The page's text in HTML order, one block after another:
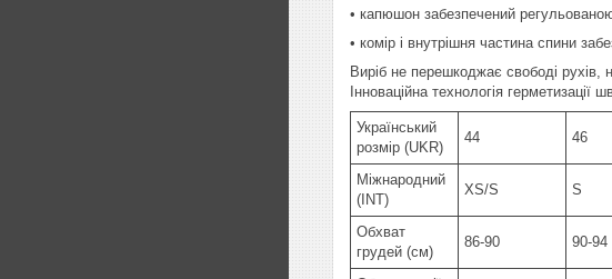
• капюшон забезпечений
• комір і внутрішня частина спини
Виріб не перешкоджає свободі рухів,
Інноваційна технологія
Український
розмір (UKR)
44 46
Міжнародний
(INT)
XS/S S
Обхват
грудей (см)
86-90 90-94